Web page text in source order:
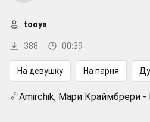
388 00:39
tooya
На девушку На парня
Amirchik, Мари Краймбрери